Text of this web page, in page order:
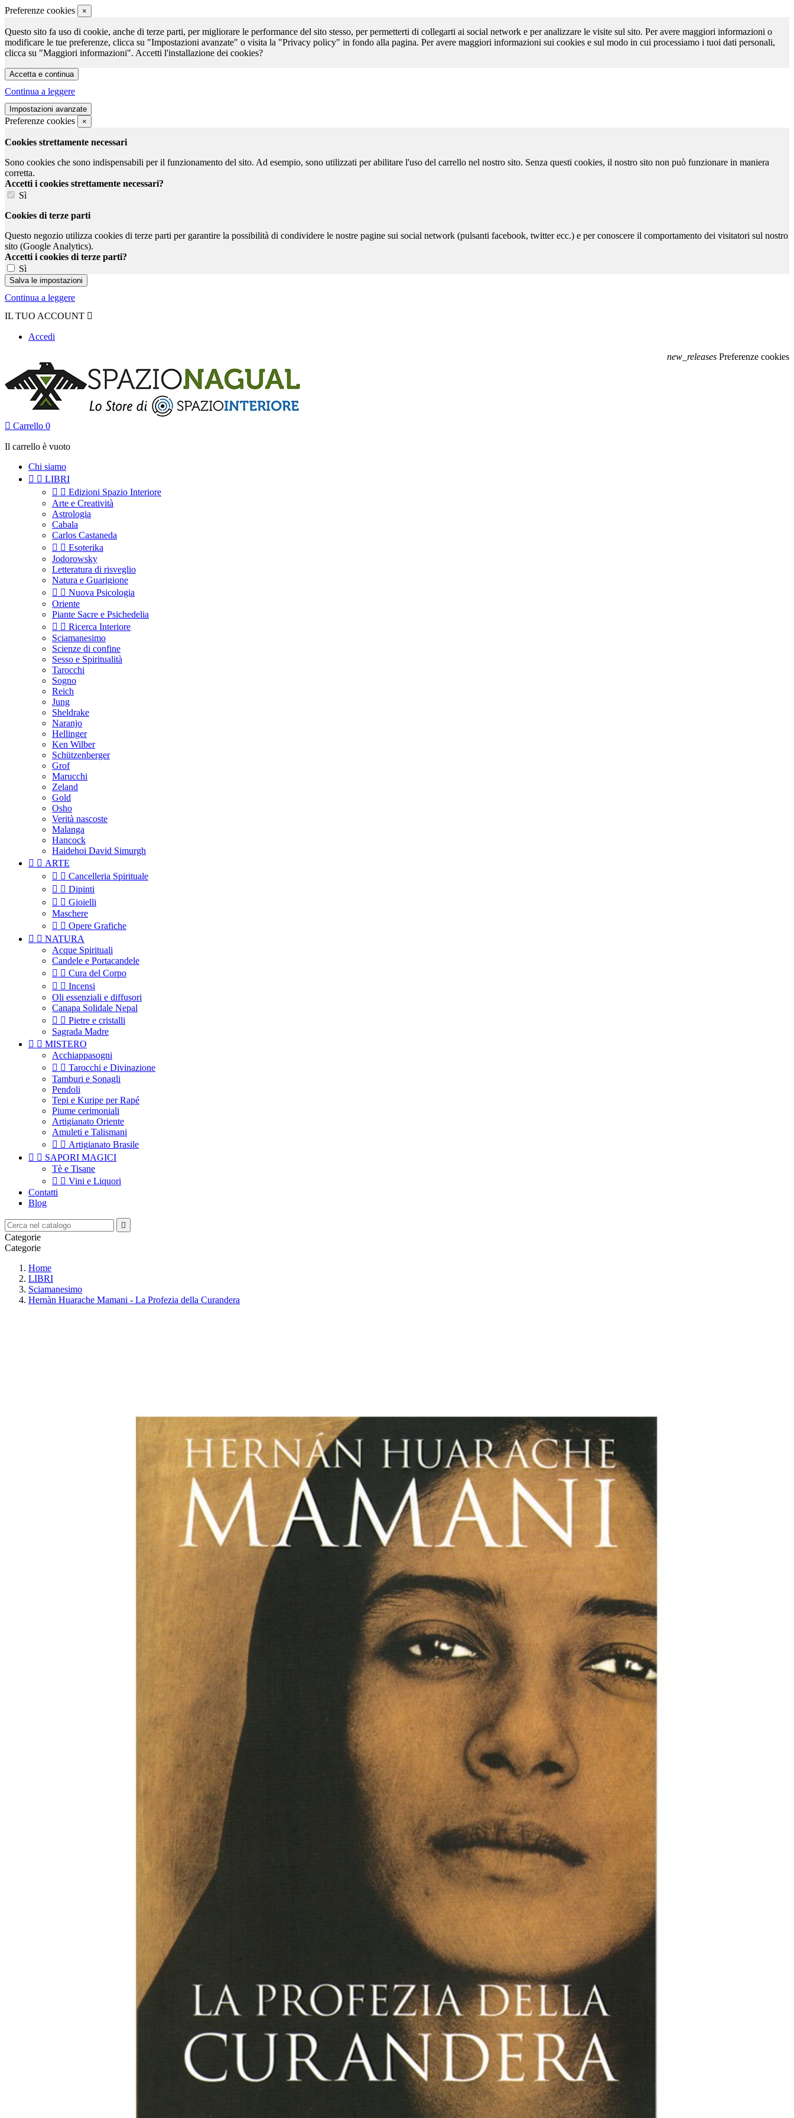
Preferenze cookies ×
Questo sito fa uso di cookie, anche di terze parti, per migliorare le performance del sito stesso, per permetterti di collegarti ai social network e per analizzare le visite sul sito. Per avere maggiori informazioni o
modificare le tue preferenze, clicca su "Impostazioni avanzate" o visita la "Privacy policy" in fondo alla pagina. Per avere maggiori informazioni sui cookies e sul modo in cui processiamo i tuoi dati personali,
clicca su "Maggiori informazioni". Accetti l'installazione dei cookies?
Continua a leggere
Preferenze cookies ×
Cookies strettamente necessari
Sono cookies che sono indispensabili per il funzionamento del sito. Ad esempio, sono utilizzati per abilitare l'uso del carrello nel nostro sito. Senza questi cookies, il nostro sito non può funzionare in maniera
corretta.
Accetti i cookies strettamente necessari?
Sì
Cookies di terze parti
Questo negozio utilizza cookies di terze parti per garantire la possibilità di condividere le nostre pagine sui social network (pulsanti facebook, twitter ecc.) e per conoscere il comportamento dei visitatori sul nostro
sito (Google Analytics).
Accetti i cookies di terze parti?
Sì
Continua a leggere
IL TUO ACCOUNT 
Accedi
new_releases Preferenze cookies
 Carrello 0
Il carrello è vuoto
Chi siamo
  LIBRI
  Edizioni Spazio Interiore
Arte e Creatività
Astrologia
Cabala
Carlos Castaneda
  Esoterika
Jodorowsky
Letteratura di risveglio
Natura e Guarigione
  Nuova Psicologia
Oriente
Piante Sacre e Psichedelia
  Ricerca Interiore
Sciamanesimo
Scienze di confine
Sesso e Spiritualità
Tarocchi
Sogno
Reich
Jung
Sheldrake
Naranjo
Hellinger
Ken Wilber
Schützenberger
Grof
Marucchi
Zeland
Gold
Osho
Verità nascoste
Malanga
Hancock
Haidehoi David Simurgh
  ARTE
  Cancelleria Spirituale
  Dipinti
  Gioielli
Maschere
  Opere Grafiche
  NATURA
Acque Spirituali
Candele e Portacandele
  Cura del Corpo
  Incensi
Oli essenziali e diffusori
Canapa Solidale Nepal
  Pietre e cristalli
Sagrada Madre
  MISTERO
Acchiappasogni
  Tarocchi e Divinazione
Tamburi e Sonagli
Pendoli
Tepi e Kuripe per Rapé
Piume cerimoniali
Artigianato Oriente
Amuleti e Talismani
  Artigianato Brasile
  SAPORI MAGICI
Tè e Tisane
  Vini e Liquori
Contatti
Blog

Categorie
Categorie
Home
LIBRI
Sciamanesimo
Hernàn Huarache Mamani - La Profezia della Curandera